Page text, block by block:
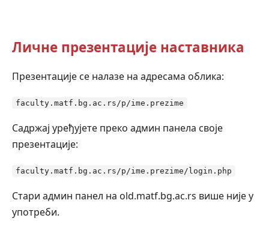
Личне презентације наставника
Презентације се налазе на адресама облика:
faculty.matf.bg.ac.rs/p/ime.prezime
Садржај уређујете преко админ панела своје
презентације:
faculty.matf.bg.ac.rs/p/ime.prezime/login.php
Стари админ панел на old.matf.bg.ac.rs више није у
употреби.